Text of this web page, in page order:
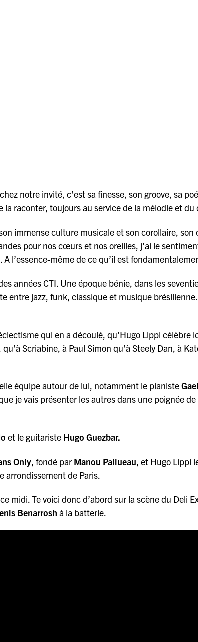
notre invité, c’est sa finesse, son groove, sa
raconter, toujours au service de la mélodie et du
son immense culture musicale et son corollaire, son
pour nos cœurs et nos oreilles, j’ai le
l’essence-même de ce qu’il est
années CTI. Une époque bénie, dans les
entre jazz, funk, classique et musique
qui en a découlé, qu’Hugo Lippi célèbre
Scriabine, à Paul Simon qu’à Steely Dan, à
équipe autour de lui, notamment le pianisteGael
je vais présenter les autres dans une poignée de
et le guitariste Hugo Guezbar.
Only , fondé par Manou Pallueau , et Hugo Lippi
arrondissement de Paris.
midi. Te voici donc d’abord sur la scène du Deli
Benarrosh à la batterie.